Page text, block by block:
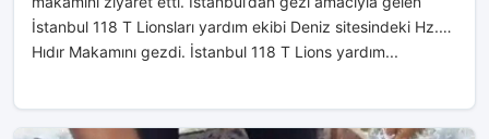
İstanbul 118 T Lionsları yardım ekibi Deniz sitesindeki Hz.
Hıdır Makamını gezdi. İstanbul 118 T Lions yardım...